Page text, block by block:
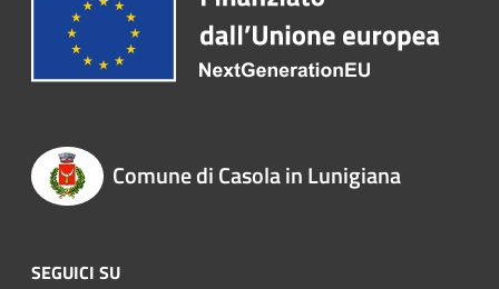
Comune di Casola in Lunigiana
SEGUICI SU